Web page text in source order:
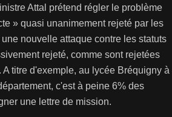
Attal prétend régler le problème
» quasi unanimement rejeté par les
nouvelle attaque contre les statuts
rejeté, comme sont rejetées
titre d'exemple, au lycée Bréquigny à
c'est à peine 6% des
une lettre de mission.